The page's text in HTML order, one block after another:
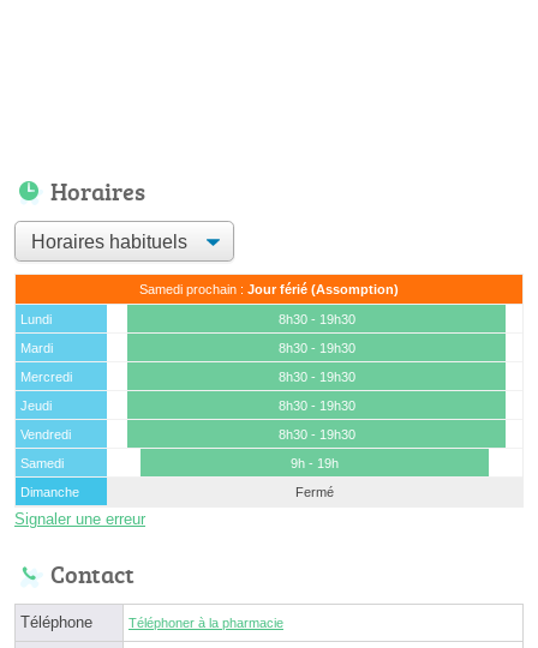
Horaires
Samedi prochain : Jour férié (Assomption)
Lundi
8h30 - 19h30
Mardi
8h30 - 19h30
Mercredi
8h30 - 19h30
Jeudi
8h30 - 19h30
Vendredi
8h30 - 19h30
Samedi
9h - 19h
Dimanche
Fermé
Signaler une erreur
Contact
Téléphone Téléphoner à la pharmacie